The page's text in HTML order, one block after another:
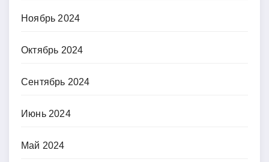
Ноябрь 2024
Октябрь 2024
Сентябрь 2024
Июнь 2024
Май 2024